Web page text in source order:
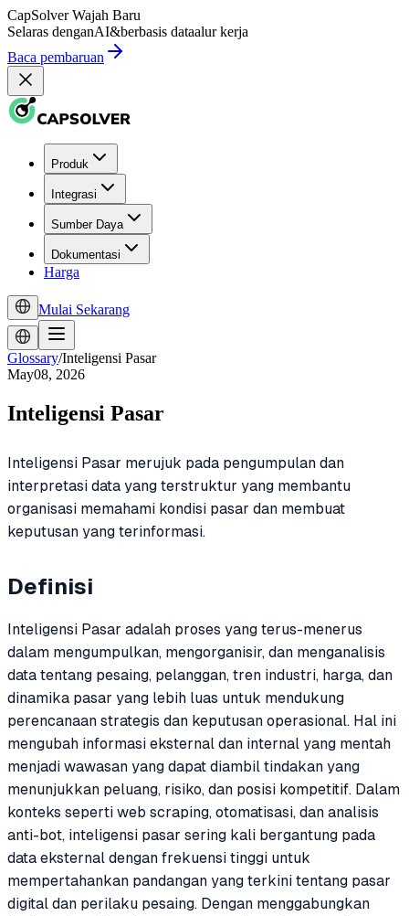
CapSolver Wajah Baru
Selaras denganAI&berbasis dataalur kerja
Baca pembaruan
Produk
Integrasi
Sumber Daya
Dokumentasi
Harga
Mulai Sekarang
Glossary/Inteligensi Pasar
May08, 2026
Inteligensi Pasar
Inteligensi Pasar merujuk pada pengumpulan dan
interpretasi data yang terstruktur yang membantu
organisasi memahami kondisi pasar dan membuat
keputusan yang terinformasi.
Definisi
Inteligensi Pasar adalah proses yang terus-menerus
dalam mengumpulkan, mengorganisir, dan menganalisis
data tentang pesaing, pelanggan, tren industri, harga, dan
dinamika pasar yang lebih luas untuk mendukung
perencanaan strategis dan keputusan operasional. Hal ini
mengubah informasi eksternal dan internal yang mentah
menjadi wawasan yang dapat diambil tindakan yang
menunjukkan peluang, risiko, dan posisi kompetitif. Dalam
konteks seperti web scraping, otomatisasi, dan analisis
anti-bot, inteligensi pasar sering kali bergantung pada
data eksternal dengan frekuensi tinggi untuk
mempertahankan pandangan yang terkini tentang pasar
digital dan perilaku pesaing. Dengan menggabungkan